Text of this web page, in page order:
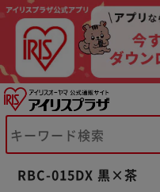
RBC-015DX 黒×茶
※ご確認ください